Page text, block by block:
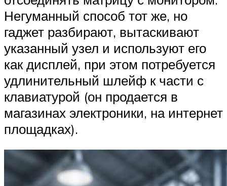
Негуманный способ тот же, но
гаджет разбирают, вытаскивают
указанный узел и используют его
как дисплей, при этом потребуется
удлинительный шлейф к части с
клавиатурой (он продается в
магазинах электроники, на интернет
площадках).